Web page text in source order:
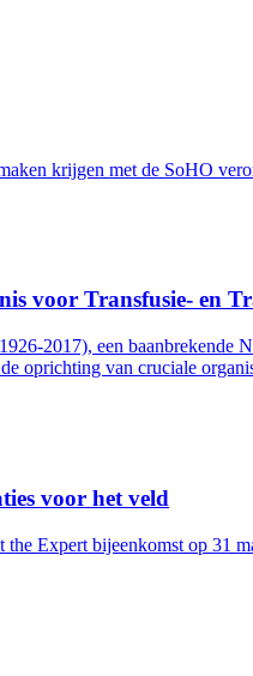
krijgen met de SoHO
voor Transfusie- en
2017), een
oprichting van cruciale
voor het veld
Expert bijeenkomst op 31